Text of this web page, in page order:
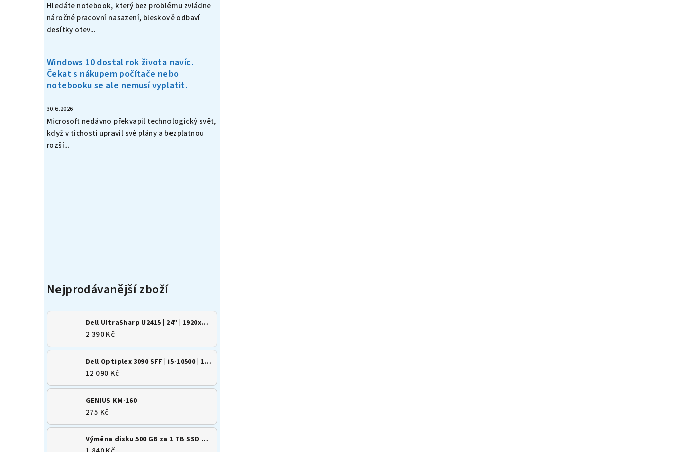
Hledáte notebook, který bez problému zvládne
náročné pracovní nasazení, bleskově odbaví
desítky otev...
Windows 10 dostal rok života navíc.
Čekat s nákupem počítače nebo
notebooku se ale nemusí vyplatit.
30.6.2026
Microsoft nedávno překvapil technologický svět,
když v tichosti upravil své plány a bezplatnou
rozší...
Dell UltraSharp U2415 | 24" | 1920x1200 | 16:10 | IPS
2 390 Kč
Dell Optiplex 3090 SFF | i5-10500 | 16GB | 500GB SSD | Win 11
12 090 Kč
GENIUS KM-160
275 Kč
Výměna disku 500 GB za 1 TB SSD M.2 NVMe